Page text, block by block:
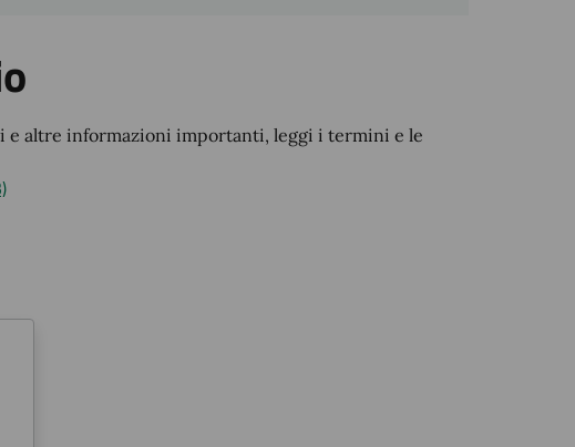
e altre informazioni importanti, leggi i termini e le